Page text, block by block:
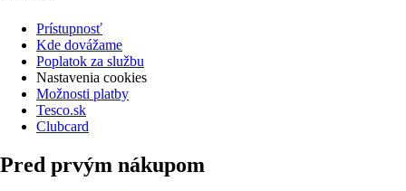
Prístupnosť
Kde dovážame
Poplatok za službu
Nastavenia cookies
Možnosti platby
Tesco.sk
Clubcard
Pred prvým nákupom